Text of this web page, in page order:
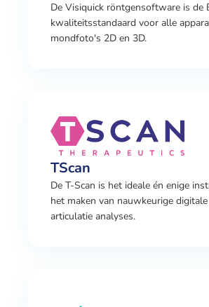
De Visiquick röntgensoftware is de
kwaliteitsstandaard voor alle
mondfoto's 2D en 3D.
TScan
De T-Scan is het ideale én enige
het maken van nauwkeurige
articulatie analyses.